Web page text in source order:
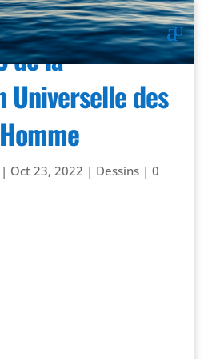
de la
Universelle des
Oct 23, 2022 | Dessins| 0